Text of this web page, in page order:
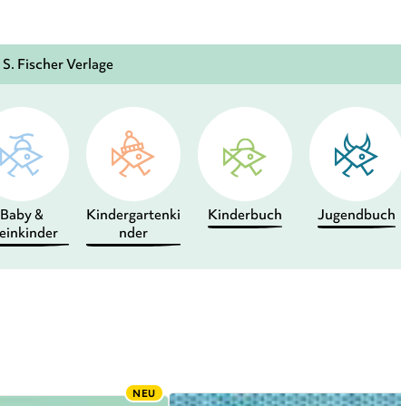
S. Fischer Verlage
Baby &
Kindergartenki
nder
Kinderbuch Jugendbuch
NEU